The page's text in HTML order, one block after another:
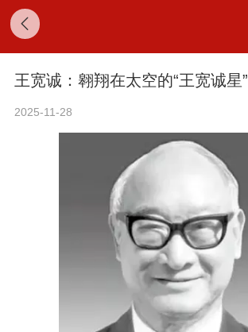
王宽诚：翱翔在太空的“王宽诚星”
2025-11-28